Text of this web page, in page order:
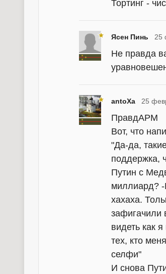
Тортинг -
Ясен Пинь 25
Не правда
antoXa 25
ПравдАРМ
Вот, что
"Да-да,
поддержка,
Путин с
миллиард? -
хахаха.
зафигачили
видеть как
тех, кто
селфи"
И снова